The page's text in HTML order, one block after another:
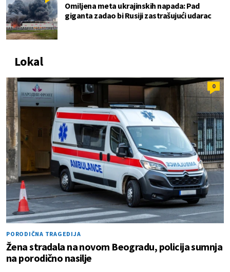
Omiljena meta ukrajinskih napada: Pad
giganta zadao bi Rusiji zastrašujući udarac
Lokal
0
PORODIČNA TRAGEDIJA
Žena stradala na novom Beogradu, policija sumnja
na porodično nasilje